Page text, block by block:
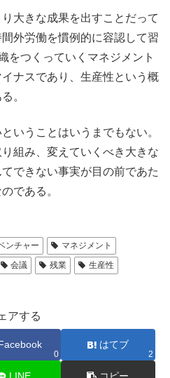
大きな成果を出すことだって
外労働を慣例的に容認して習
をつくっていくマネジメント
ナスであり、生産性という概
。
いうことはいうまでもない。
組み、変えていくべき大きな
できない事実が目の前であた
である。
ンチャー
マネジメント
会議 残業
生産性
アする
0
はてブ
2